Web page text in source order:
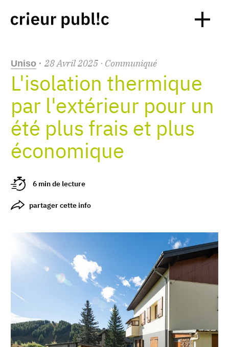
Uniso · 28Avril2025 · Communiqué
L'isolation thermique
par l'extérieur pour un
été plus frais et plus
économique
6 min de lecture
partager cette info